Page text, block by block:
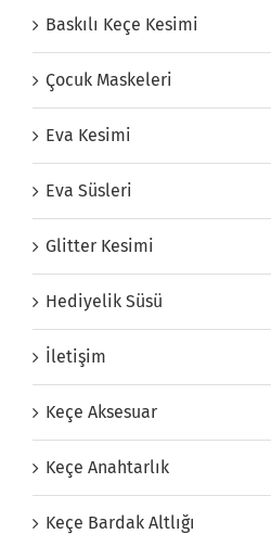
Baskılı Keçe Kesimi
Çocuk Maskeleri
Eva Kesimi
Eva Süsleri
Glitter Kesimi
Hediyelik Süsü
İletişim
Keçe Aksesuar
Keçe Anahtarlık
Keçe Bardak Altlığı